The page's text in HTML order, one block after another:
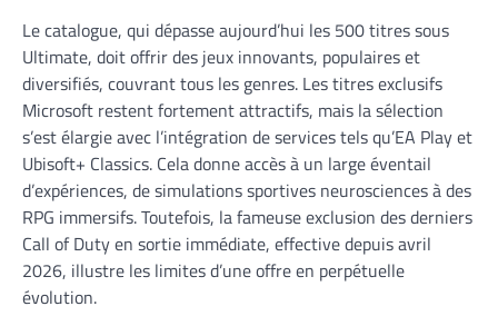
Le catalogue, qui dépasse aujourd’hui les 500 titres sous
Ultimate, doit offrir des jeux innovants, populaires et
diversifiés, couvrant tous les genres. Les titres exclusifs
Microsoft restent fortement attractifs, mais la sélection
s’est élargie avec l’intégration de services tels qu’EA Play et
Ubisoft+ Classics. Cela donne accès à un large éventail
d’expériences, de simulations sportives neurosciences à des
RPG immersifs. Toutefois, la fameuse exclusion des derniers
Call of Duty en sortie immédiate, effective depuis avril
2026, illustre les limites d’une offre en perpétuelle
évolution.